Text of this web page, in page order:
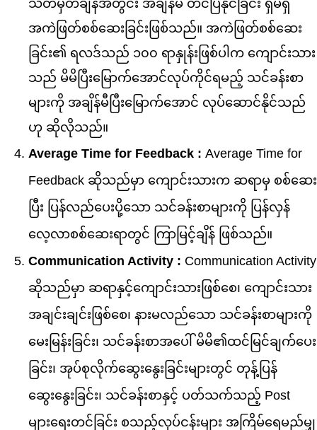
သတ်မှတ်ချိန်အတွင်း အချိန်မီ တင်ပြနိုင်ခြင်း ရှိမရှိ
အကဲဖြတ်စစ်ဆေးခြင်းဖြစ်သည်။ အကဲဖြတ်စစ်ဆေး
ခြင်း၏ ရလဒ်သည် ၁၀၀ ရာနှုန်းဖြစ်ပါက ကျောင်းသား
သည် မိမိပြီးမြောက်အောင်လုပ်ကိုင်ရမည့် သင်ခန်းစာ
များကို အချိန်မီပြီးမြောက်အောင် လုပ်ဆောင်နိုင်သည်
ဟု ဆိုလိုသည်။
Average Time for Feedback : Average Time for
Feedback ဆိုသည်မှာ ကျောင်းသားက ဆရာမှ စစ်ဆေး
ပြီး ပြန်လည်ပေးပို့သော သင်ခန်းစာများကို ပြန်လှန်
လေ့လာစစ်ဆေးရာတွင် ကြာမြင့်ချိန် ဖြစ်သည်။
Communication Activity : Communication Activity
ဆိုသည်မှာ ဆရာနှင့်ကျောင်းသားဖြစ်စေ၊ ကျောင်းသား
အချင်းချင်းဖြစ်စေ၊ နားမလည်သော သင်ခန်းစာများကို
မေးမြန်းခြင်း၊ သင်ခန်းစာအပေါ် မိမိ၏ထင်မြင်ချက်ပေး
ခြင်း၊ အုပ်စုလိုက်ဆွေးနွေးခြင်းများတွင် တုန့်ပြန်
ဆွေးနွေးခြင်း၊ သင်ခန်းစာနှင့် ပတ်သက်သည့် Post
များ‌ရေးတင်ခြင်း စသည့်လုပ်ငန်းများ အကြိမ်ရေမည်မျှ